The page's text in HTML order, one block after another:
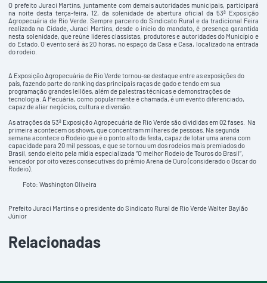
O prefeito Juraci Martins, juntamente com demais autoridades municipais, participará
na noite desta terça-feira, 12, da solenidade de abertura oficial da 53ª Exposição
Agropecuária de Rio Verde. Sempre parceiro do Sindicato Rural e da tradicional Feira
realizada na Cidade, Juraci Martins, desde o início do mandato, é presença garantida
nesta solenidade, que reúne líderes classistas, produtores e autoridades do Município e
do Estado. O evento será às 20 horas, no espaço da Casa e Casa, localizado na entrada
do rodeio.
A Exposição Agropecuária de Rio Verde tornou-se destaque entre as exposições do
país, fazendo parte do ranking das principais raças de gado e tendo em sua
programação grandes leilões, além de palestras técnicas e demonstrações de
tecnologia. A Pecuária, como popularmente é chamada, é um evento diferenciado,
capaz de aliar negócios, cultura e diversão.
As atrações da 53ª Exposição Agropecuária de Rio Verde são divididas em 02 fases. Na
primeira acontecem os shows, que concentram milhares de pessoas. Na segunda
semana acontece o Rodeio que é o ponto alto da festa, capaz de lotar uma arena com
capacidade para 20 mil pessoas, e que se tornou um dos rodeios mais premiados do
Brasil, sendo eleito pela mídia especializada “O melhor Rodeio de Touros do Brasil”,
vencedor por oito vezes consecutivas do prêmio Arena de Ouro (considerado o Oscar do
Rodeio).
Foto: Washington Oliveira
Prefeito Juraci Martins e o presidente do Sindicato Rural de Rio Verde Walter Baylão
Júnior
Relacionadas